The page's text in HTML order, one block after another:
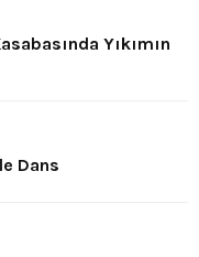
Yıkımın
Dans